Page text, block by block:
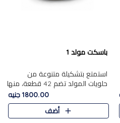
باسكت مولد 1
استمتع بتشكيلة متنوعة من
حلويات المولد تضم 42 قطعة، منها
علي بابا بالمكسرات و،.....1800.00 جنيه
أضف